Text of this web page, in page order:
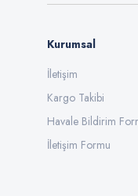
Kurumsal
İletişim
Kargo Takibi
Havale Bildirim
İletişim Formu